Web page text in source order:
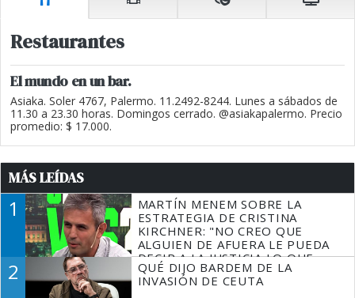
Restaurantes
El mundo en un bar.
Asiaka. Soler 4767, Palermo. 11.2492-8244. Lunes a sábados de
11.30 a 23.30 horas. Domingos cerrado. @asiakapalermo. Precio
promedio: $ 17.000.
MÁS LEÍDAS
1
MARTÍN MENEM SOBRE LA
ESTRATEGIA DE CRISTINA
KIRCHNER: "NO CREO QUE
ALGUIEN DE AFUERA LE PUEDA
DECIR A LA JUSTICIA LO QUE
TIENE QUE HACER"
2
QUÉ DIJO BARDEM DE LA
INVASIÓN DE CEUTA